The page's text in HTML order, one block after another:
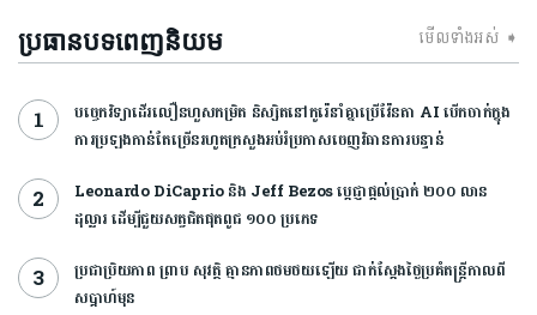
ប្រធានបទពេញនិយម មើលទាំងអស់ ➧
បច្ចេកវិទ្យាដើរលឿនហួសកម្រិត និស្សិតនៅកូរ៉េនាំគ្នាប្រើវ៉ែនតា AI បើកចាក់ក្នុង
ការប្រឡងកាន់តែច្រើនរហូតក្រសួងអប់រំប្រកាសចេញវិធានការបន្ទាន់
Leonardo DiCaprio និង Jeff Bezos ប្តេជ្ញាផ្តល់ប្រាក់ ២០០ លាន
ដុល្លារ ដើម្បីជួយសត្វជិតផុតពូជ ១០០ ប្រភេទ
ប្រជាប្រិយភាព ព្រាប សុវត្ថិ គ្មានភាពថមថយឡើយ ជាក់ស្ដែងថ្ងៃប្រគំតន្រ្តីកាលពី
សប្ដាហ៍មុន